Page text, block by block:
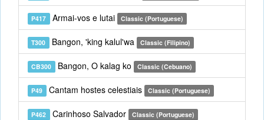
P417 Armai-vos e lutai Classic (Portuguese)
T300 Bangon, 'king kalul'wa Classic (Filipino)
CB300 Bangon, O kalag ko Classic (Cebuano)
P49 Cantam hostes celestiais Classic (Portuguese)
P462 Carinhoso Salvador Classic (Portuguese)